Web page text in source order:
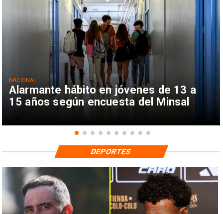
Alarmante hábito en jóvenes de 13 a
15 años según encuesta del Minsal
NACIONAL
DEPORTES